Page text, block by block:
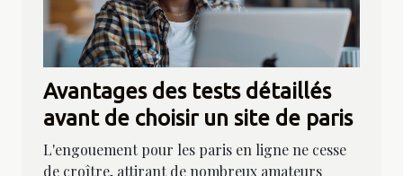
Avantages des tests détaillés
avant de choisir un site de paris
L'engouement pour les paris en ligne ne cesse
de croître, attirant de nombreux amateurs